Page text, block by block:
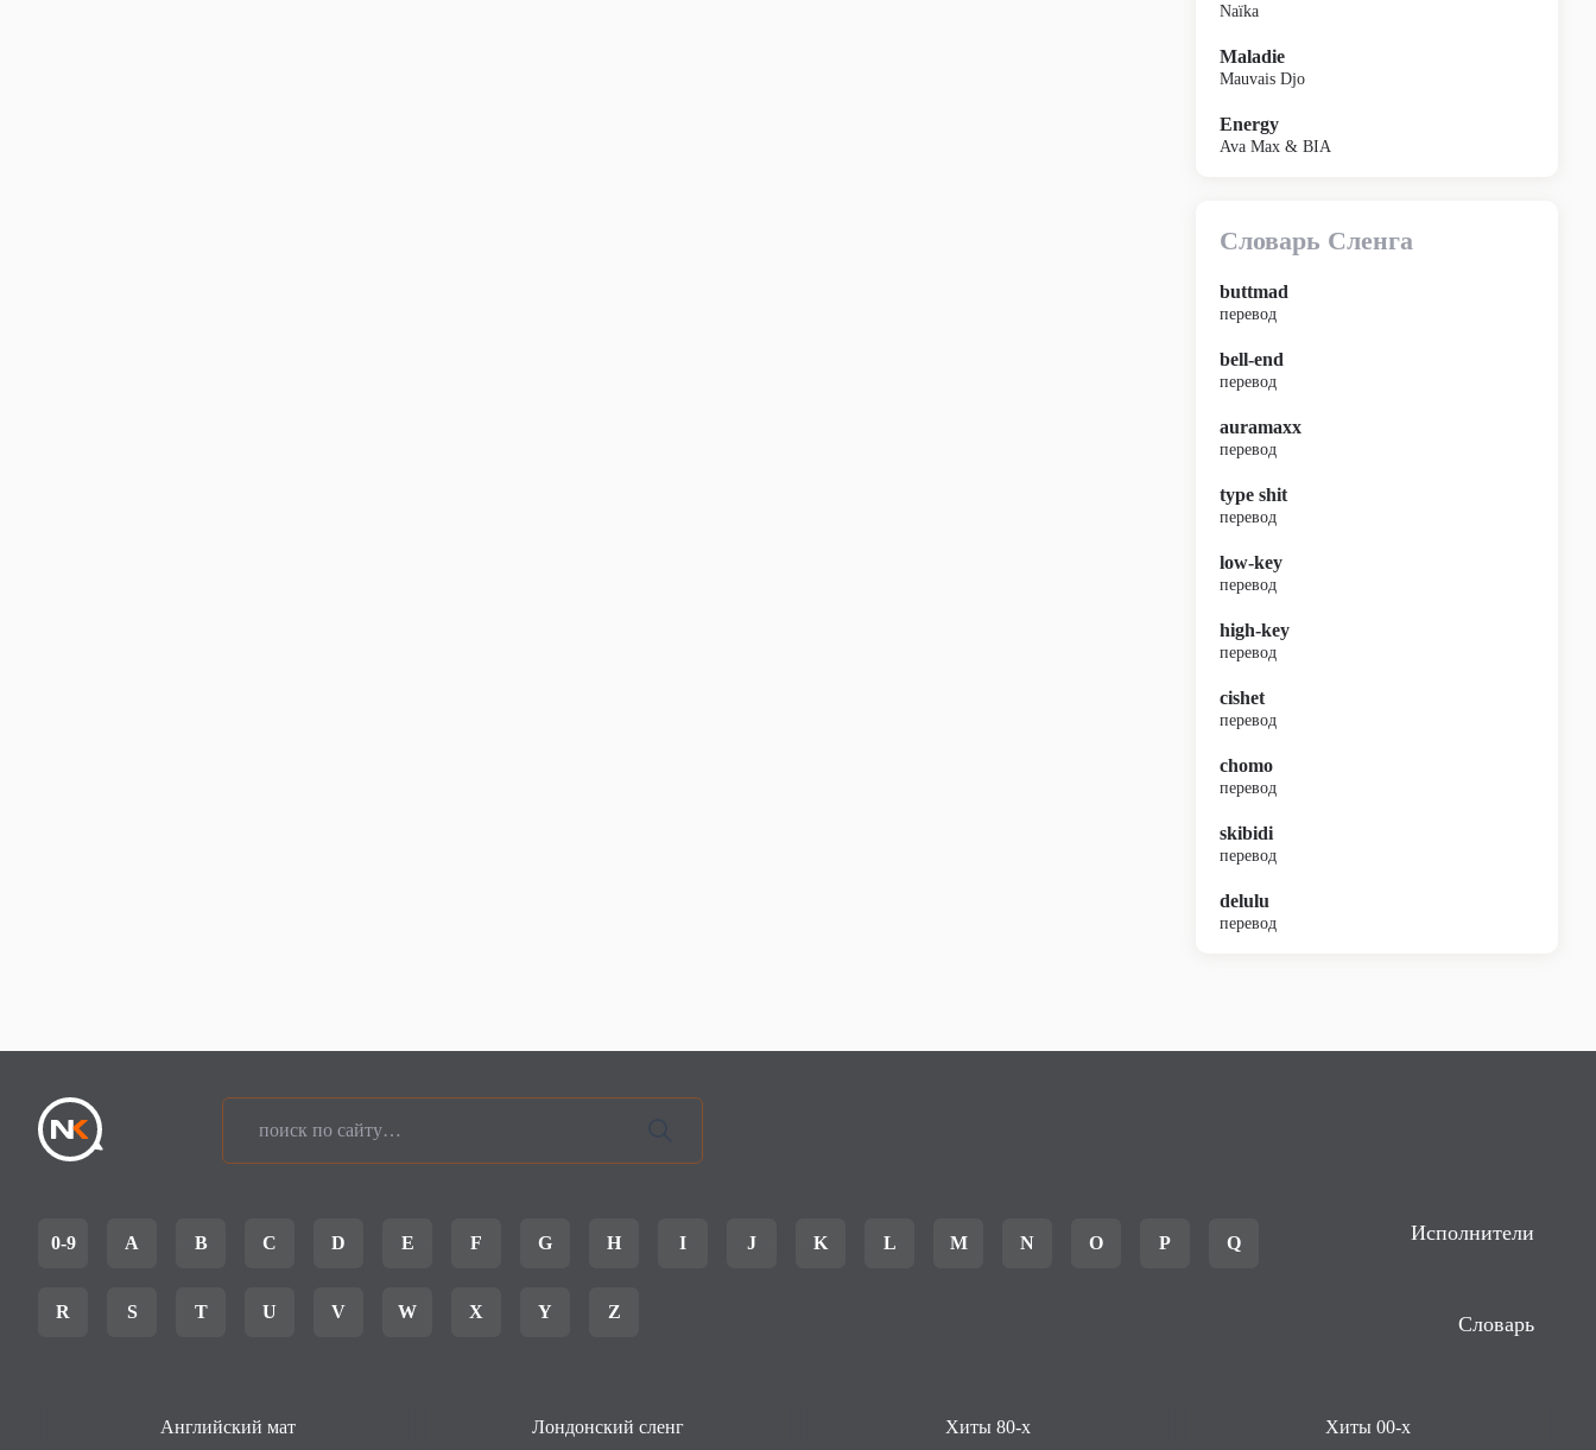
Naïka
Maladie
Mauvais Djo
Energy
Ava Max & BIA
Словарь Сленга
buttmad
перевод
bell-end
перевод
auramaxx
перевод
type shit
перевод
low-key
перевод
high-key
перевод
cishet
перевод
chomo
перевод
skibidi
перевод
delulu
перевод
0-9 A B C D E F G H I J K L M N O P Q
R S T U V W X Y Z
Исполнители
Словарь
Английский мат Лондонский сленг Хиты 80-х Хиты 00-х